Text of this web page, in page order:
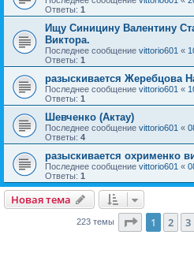
Ответы: 1
Ищу Синицину Валентину
Виктора.
Последнее сообщение vittorio601 «
Ответы: 1
разыскивается Жеребцова
Последнее сообщение vittorio601 «
Ответы: 1
Шевченко (Актау)
Последнее сообщение vittorio601 «
Ответы: 4
разыскивается охрименко
Последнее сообщение vittorio601 «
Ответы: 1
Новая тема
223 темы Страница
1 2 3